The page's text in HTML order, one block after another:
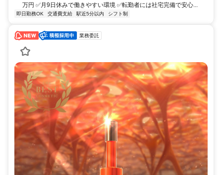
万円 ✅月9日休みで働きやすい環境 ✅転勤者には社宅完備で安心...
即日勤務OK 交通費支給 駅近5分以内 シフト制
業務委託